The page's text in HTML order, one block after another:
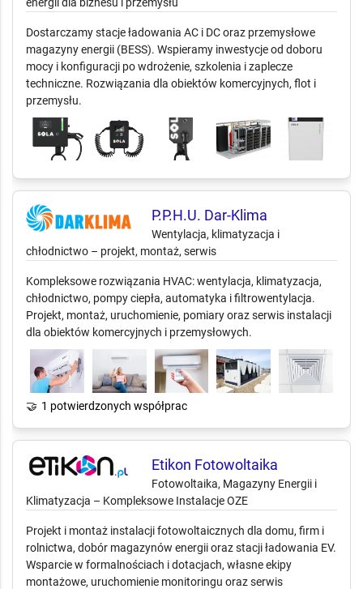
Dostarczamy stacje ładowania AC i DC oraz przemysłowe
magazyny energii (BESS). Wspieramy inwestycje od doboru
mocy i konfiguracji po wdrożenie, szkolenia i zaplecze
techniczne. Rozwiązania dla obiektów komercyjnych, flot i
przemysłu.
P.P.H.U. Dar-Klima
Wentylacja, klimatyzacja i
chłodnictwo – projekt, montaż, serwis
Kompleksowe rozwiązania HVAC: wentylacja, klimatyzacja,
chłodnictwo, pompy ciepła, automatyka i filtrowentylacja.
Projekt, montaż, uruchomienie, pomiary oraz serwis instalacji
dla obiektów komercyjnych i przemysłowych.
🤝 1 potwierdzonych współprac
Etikon Fotowoltaika
Fotowoltaika, Magazyny Energii i
Klimatyzacja – Kompleksowe Instalacje OZE
Projekt i montaż instalacji fotowoltaicznych dla domu, firm i
rolnictwa, dobór magazynów energii oraz stacji ładowania EV.
Wsparcie w formalnościach i dotacjach, własne ekipy
montażowe, uruchomienie monitoringu oraz serwis